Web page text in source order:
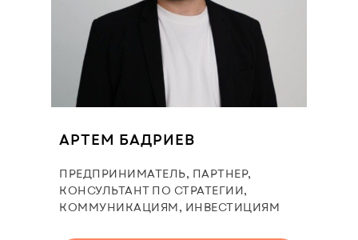
АРТЕМ БАДРИЕВ
ПРЕДПРИНИМАТЕЛЬ, ПАРТНЕР,
КОНСУЛЬТАНТ ПО СТРАТЕГИИ,
КОММУНИКАЦИЯМ, ИНВЕСТИЦИЯМ